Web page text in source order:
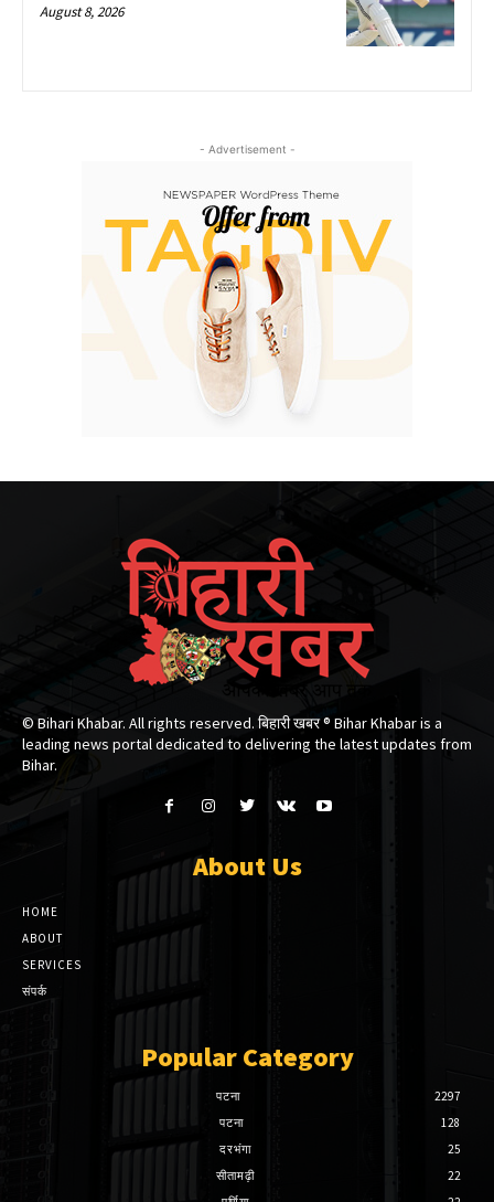
August 8, 2026
- Advertisement -
© Bihari Khabar. All rights reserved. बिहारी खबर ®​ Bihar Khabar is a
leading news portal dedicated to delivering the latest updates from
Bihar.
About Us
HOME
ABOUT
SERVICES
संपर्क
Popular Category
पटना
2297
पटना
128
दरभंगा
25
सीतामढ़ी
22